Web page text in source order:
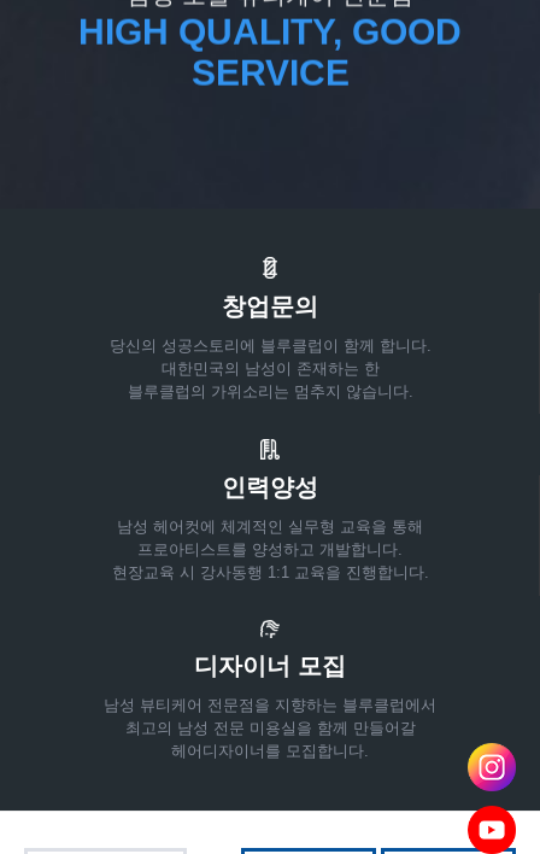
HIGH QUALITY, GOOD
SERVICE
창업문의
당신의 성공스토리에 블루클럽이 함께 합니다.
대한민국의 남성이 존재하는 한
블루클럽의 가위소리는 멈추지 않습니다.
인력양성
남성 헤어컷에 체계적인 실무형 교육을 통해
프로아티스트를 양성하고 개발합니다.
현장교육 시 강사동행 1:1 교육을 진행합니다.
디자이너 모집
남성 뷰티케어 전문점을 지향하는 블루클럽에서
최고의 남성 전문 미용실을 함께 만들어갈
헤어디자이너를 모집합니다.